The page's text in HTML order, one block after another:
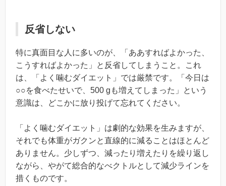
反省しない
特に真面目な人に多いのが、「ああすればよかった、
こうすればよかった」と反省してしまうこと。これ
は、「よく噛むダイエット」では厳禁です。「今日は
○○を食べたせいで、500 gも増えてしまった」という
意識は、どこかに放り投げて忘れてください。
「よく噛むダイエット」は劇的な効果を生みますが、
それでも体重がガクンと直線的に減ることはほとんど
ありません。少しずつ、減ったり増えたりを繰り返し
ながら、やがて総合的なべクトルとして減少ラインを
措くものです。